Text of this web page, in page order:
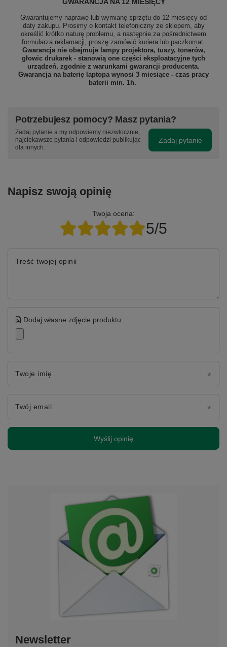
Gwarantujemy naprawę lub wymianę sprzętu do 12 miesięcy od
daty zakupu. Prosimy o kontakt telefoniczny ze sklepem, aby
określić krótko naturę problemu, a następnie za pośrednictwem
formularza reklamacji, proszę zamówić kuriera lub paczkomat.
Gwarancja nie obejmuje lampy projektora, tuszy, tonerów,
głowic drukarek - stanowią one części eksploatacyjne tych
urządzeń, zgodnie z warunkami gwarancji producenta.
Gwarancja na baterię laptopa wynosi 3 miesiące - czas pracy
baterii min. 1h.
Potrzebujesz pomocy? Masz pytania?
Zadaj pytanie a my odpowiemy niezwłocznie,
najciekawsze pytania i odpowiedzi publikując
dla innych.
Zadaj pytanie
Napisz swoją opinię
Twoja ocena:
5/5
Treść twojej opinii
Dodaj własne zdjęcie produktu:
Twoje imię
Twój email
Wyślij opinię
Newsletter